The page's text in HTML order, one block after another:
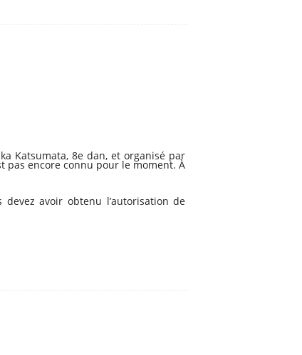
Katsumata, 8e dan, et organisé par
pas encore connu pour le moment. À
avoir obtenu l’autorisation de